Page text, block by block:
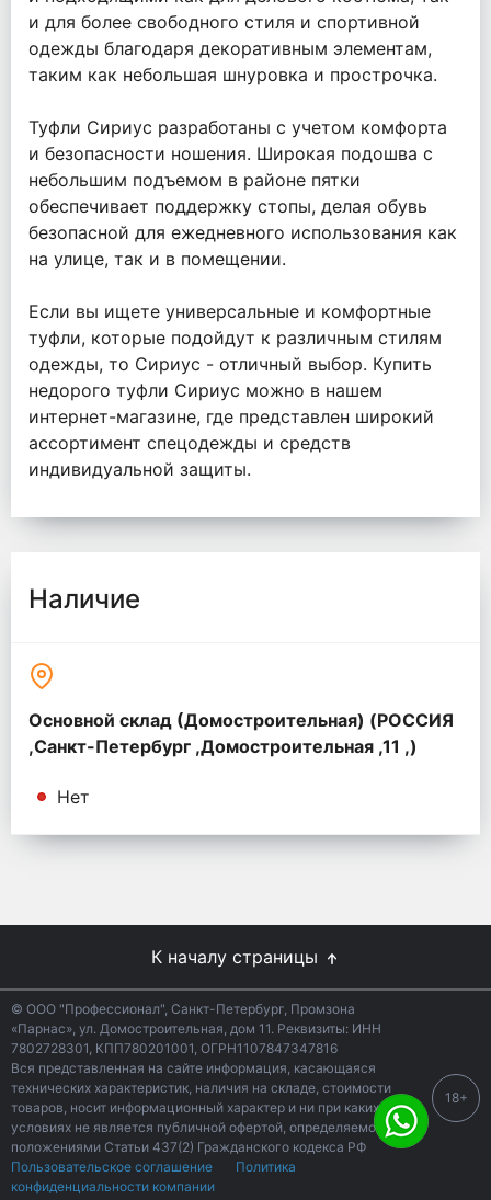
и для более свободного стиля и спортивной
одежды благодаря декоративным элементам,
таким как небольшая шнуровка и прострочка.
Туфли Сириус разработаны с учетом комфорта
и безопасности ношения. Широкая подошва с
небольшим подъемом в районе пятки
обеспечивает поддержку стопы, делая обувь
безопасной для ежедневного использования как
на улице, так и в помещении.
Если вы ищете универсальные и комфортные
туфли, которые подойдут к различным стилям
одежды, то Сириус - отличный выбор. Купить
недорого туфли Сириус можно в нашем
интернет-магазине, где представлен широкий
ассортимент спецодежды и средств
индивидуальной защиты.
Наличие
Основной склад (Домостроительная) (РОССИЯ
,Санкт-Петербург ,Домостроительная ,11 ,)
Нет
К началу страницы
© ООО "Профессионал", Санкт-Петербург, Промзона
«Парнас», ул. Домостроительная, дом 11. Реквизиты: ИНН
7802728301, КПП780201001, ОГРН1107847347816
Вся представленная на сайте информация, касающаяся
технических характеристик, наличия на складе, стоимости
товаров, носит информационный характер и ни при каких
условиях не является публичной офертой, определяемой
положениями Статьи 437(2) Гражданского кодекса РФ
Пользовательское соглашение
Политика
конфиденциальности компании
18+